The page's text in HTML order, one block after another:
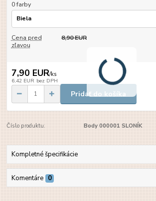
0 farby
Cena pred
zľavou
8,90 EUR
7,90 EUR/ks
6,42 EUR bez DPH
Pridať do košíka
Číslo produktu: Body 000001 SLONÍK
Kompletné špecifikácie
Komentáre 0